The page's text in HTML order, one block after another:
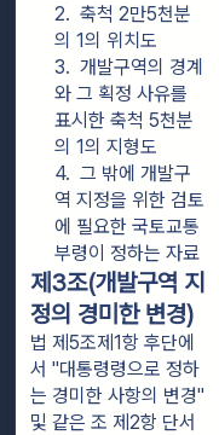
2.  축척 2만5천분
의 1의 위치도
3.  개발구역의 경계
와 그 획정 사유를
표시한 축척 5천분
의 1의 지형도
4.  그 밖에 개발구
역 지정을 위한 검토
에 필요한 국토교통
부령이 정하는 자료
제3조(개발구역 지
정의 경미한 변경)
법 제5조제1항 후단에
서 "대통령령으로 정하
는 경미한 사항의 변경"
및 같은 조 제2항 단서